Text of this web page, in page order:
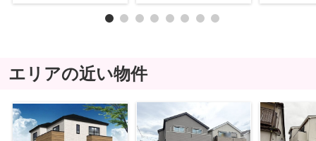
エリアの近い物件